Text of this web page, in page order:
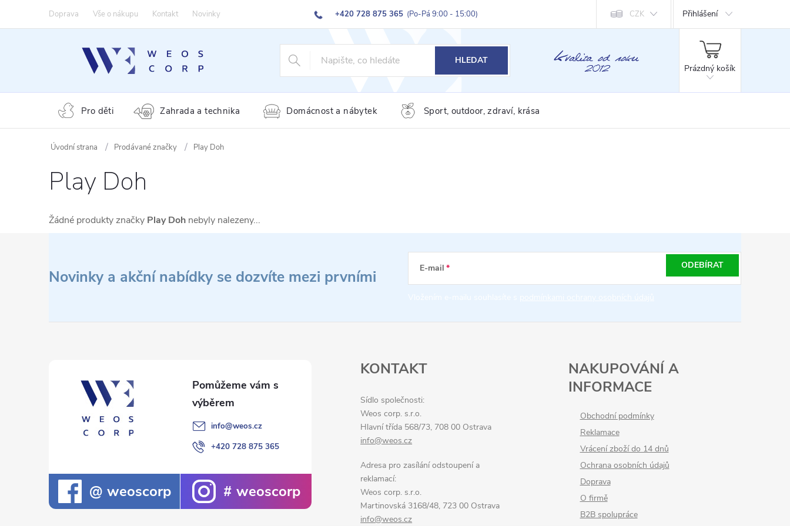
+420 728 875 365 (Po-Pá 9:00 - 15:00)
Doprava Vše o nákupu Kontakt Novinky CZK Přihlášení
HLEDAT
NÁKUPNÍ
Prázdný košík
Pro děti Zahrada a technika Domácnost a nábytek Sport, outdoor, zdraví, krása
Prodávané značky Play Doh
Play Doh
Žádné produkty značky Play Doh nebyly nalezeny...
Novinky a akční nabídky se dozvíte mezi prvními E-mail ODEBÍRAT
info@weos.cz
+420 728 875 365
weoscorp weoscorp
KONTAKT
Sídlo společnosti:
Weos corp. s.r.o.
Hlavní třída 568/73, 708 00 Ostrava
info@weos.cz
Adresa pro zasílání odstoupení a
reklamací:
Weos corp. s.r.o.
Martinovská 3168/48, 723 00 Ostrava
info@weos.cz
NAKUPOVÁNÍ A
INFORMACE
Obchodní podmínky
Reklamace
Vrácení zboží do 14 dnů
Ochrana osobních údajů
Doprava
O firmě
B2B spolupráce